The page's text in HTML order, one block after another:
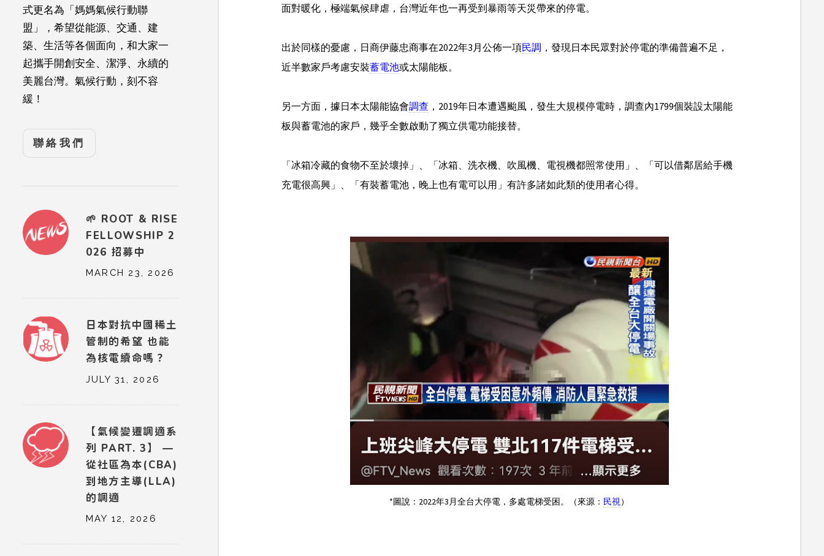
面對暖化，極端氣候肆虐，台灣近年也一再受到暴雨等天災帶來的停電。
出於同樣的憂慮，日商伊藤忠商事在2022年3月公佈一項民調 ，發現日本民眾對於停電的準備普遍不足，
近半數家戶考慮安裝蓄電池或太陽能板。
另一方面，據日本太陽能協會調查 ，2019年日本遭遇颱風，發生大規模停電時，調查內1799個裝設太陽能
板與蓄電池的家戶，幾乎全數啟動了獨立供電功能接替。
「冰箱冷藏的食物不至於壞掉」、「冰箱、洗衣機、吹風機、電視機都照常使用」、「可以借鄰居給手機
充電很高興」、「有裝蓄電池，晚上也有電可以用」有許多諸如此類的使用者心得。
*圖說：2022年3月全台大停電，多處電梯受困。（來源： 民視）
式更名為「媽媽氣候行動聯
盟」，希望從能源、交通、建
築、生活等各個面向，和大家一
起攜手開創安全、潔淨、永續的
美麗台灣。氣候行動，刻不容
緩！
聯絡我們
🌱 ROOT & RISE
FELLOWSHIP 2
026 招募中
MARCH 23, 2026
日本對抗中國稀土
管制的希望 也能
為核電續命嗎？
JULY 31, 2026
【氣候變遷調適系
列 PART. 3】 —
從社區為本(CBA)
到地方主導(LLA)
的調適
MAY 12, 2026